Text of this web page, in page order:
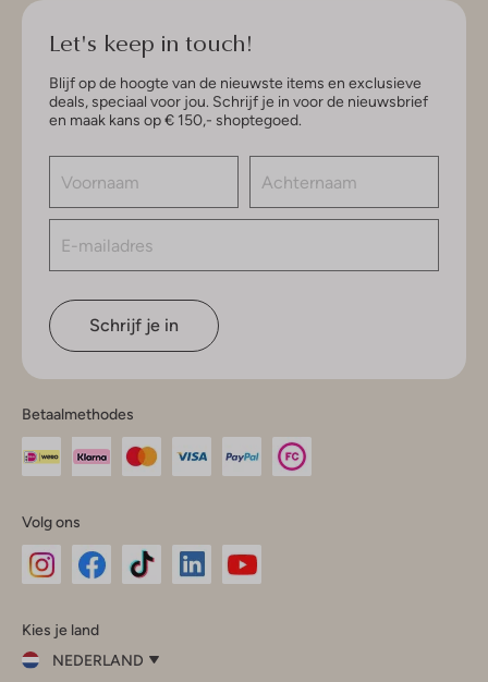
Let's keep in touch!
Blijf op de hoogte van de nieuwste items en exclusieve
deals, speciaal voor jou. Schrijf je in voor de nieuwsbrief
en maak kans op € 150,- shoptegoed.
Schrijf je in
Betaalmethodes
Volg ons
InstagramFacebook
Kies je land
NEDERLAND